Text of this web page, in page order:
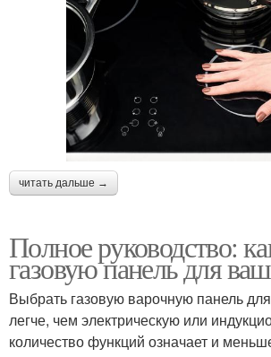
читать дальше →
Полное руководство:
газовую панель для
Выбрать газовую варочную панель
легче, чем электрическую или
количество функций означает и